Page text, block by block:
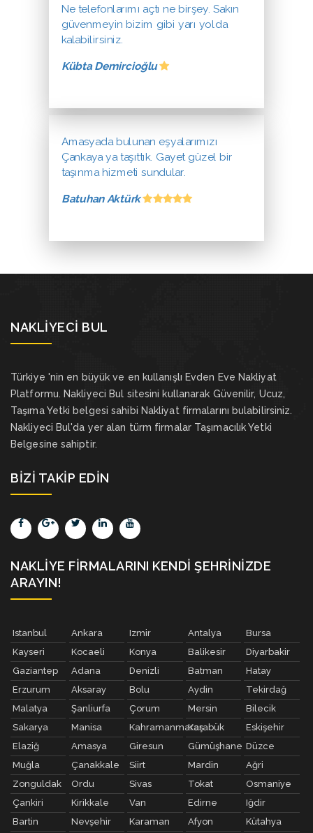
Ne telefonlarımı açtı ne birşey. Sakın
güvenmeyin bizim gibi yarı yolda
kalabilirsiniz.
Kübta Demircioğlu
Amasyada bulunan eşyalarımızı
Çankaya ya taşıttık. Gayet güzel bir
taşınma hizmeti sundular.
Batuhan Aktürk
NAKLIYECI BUL
Türkiye 'nin en büyük ve en kullanışlı Evden Eve Nakliyat
Platformu. Nakliyeci Bul sitesini kullanarak Güvenilir, Ucuz,
Taşıma Yetki belgesi sahibi Nakliyat firmalarını bulabilirsiniz.
Nakliyeci Bul'da yer alan türm firmalar Taşımacılık Yetki
Belgesine sahiptir.
BIZI TAKIP EDIN
NAKLIYE FIRMALARINI KENDI ŞEHRINIZDE
ARAYIN!
Istanbul Ankara Izmir Antalya
Bursa
Kayseri
Kocaeli Konya Balikesir
Diyarbakir
Gaziantep
Adana Denizli Batman
Hatay
Erzurum
Aksaray Bolu Aydin
Tekirdağ
Malatya
Şanliurfa Çorum Mersin
Bilecik
Sakarya
Manisa KahramanmaraşKarabük
Eskişehir
Elaziğ
Amasya Giresun Gümüşhane Düzce
Muğla
Çanakkale Siirt Mardin
Ağri
Zonguldak
Ordu Sivas Tokat
Osmaniye
Çankiri
Kirikkale Van Edirne
Iğdir
Bartin
Nevşehir Karaman Afyon Kütahya